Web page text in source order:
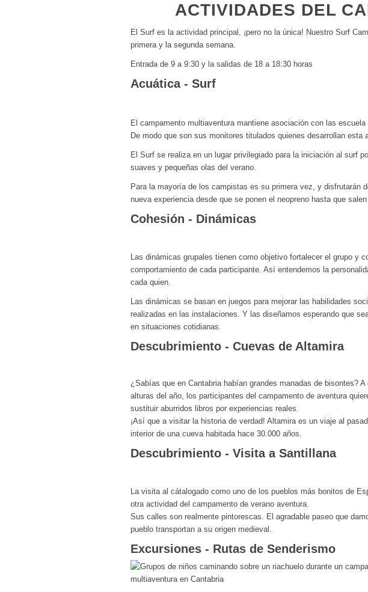
ACTIVIDADES DEL
El Surf es la actividad principal, ¡pero no la única! Nuestro Surf
primera y la segunda semana.
Entrada de 9 a 9:30 y la salidas de 18 a 18:30 horas
Acuática - Surf
El campamento multiaventura mantiene asociación con las escuela
De modo que son sus monitores titulados quienes desarrollan esta
El Surf se realiza en un lugar privilegiado para la iniciación al surf
suaves y pequeñas olas del verano.
Para la mayoría de los campistas es su primera vez, y disfrutarán
nueva experiencia desde que se ponen el neopreno hasta que
Cohesión - Dinámicas
Las dinámicas grupales tienen como objetivo fortalecer el grupo y
comportamiento de cada participante. Así entendemos la
cada quien.
Las dinámicas se basan en juegos para mejorar las habilidades
realizadas en las instalaciones. Y las diseñamos esperando que
en situaciones cotidianas.
Descubrimiento - Cuevas de Altamira
¿Sabías que en Cantabria habían grandes manadas de bisontes? A
alturas del año, los participantes del campamento de aventura
sustituir aburridos libros por experiencias reales.
¡Así que a visitar la historia de verdad! Altamira es un viaje al
interior de una cueva habitada hace 30.000 años.
Descubrimiento - Visita a Santillana
La visita al cátalogado como uno de los pueblos más bonitos de
otra actividad del campamento de verano aventura.
Sus calles son realmente pintorescas. El agradable paseo que
pueblo transportan a su origen medieval.
Excursiones - Rutas de Senderismo